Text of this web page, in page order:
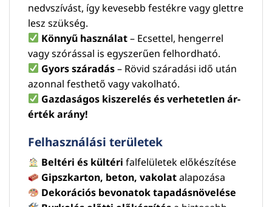
nedvszívást, így kevesebb festékre vagy glettre
lesz szükség.
Könnyű használat– Ecsettel, hengerrel
vagy szórással is egyszerűen felhordható.
Gyors száradás– Rövid száradási idő után
azonnal festhető vagy vakolható.
Gazdaságos kiszerelés és verhetetlen ár-
érték arány!
Felhasználási területek
Beltéri és kültéri falfelületek előkészítése
Gipszkarton, beton, vakolatalapozása
Dekorációs bevonatok tapadásnövelése